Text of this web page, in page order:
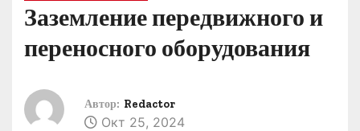
Заземление передвижного и
переносного оборудования
Автор: Redactor
Окт 25, 2024